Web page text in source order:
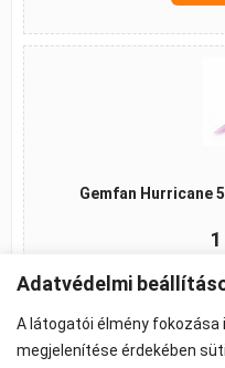
Gemfan Hurricane
Adatvédelmi
A látogatói élmény
megjelenítése érdekében